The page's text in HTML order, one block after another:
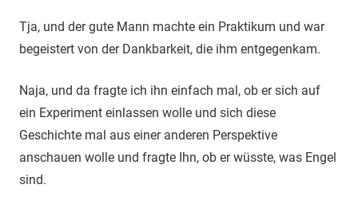
Tja, und der gute Mann machte ein Praktikum und war
begeistert von der Dankbarkeit, die ihm entgegenkam.
Naja, und da fragte ich ihn einfach mal, ob er sich auf
ein Experiment einlassen wolle und sich diese
Geschichte mal aus einer anderen Perspektive
anschauen wolle und fragte Ihn, ob er wüsste, was Engel
sind.